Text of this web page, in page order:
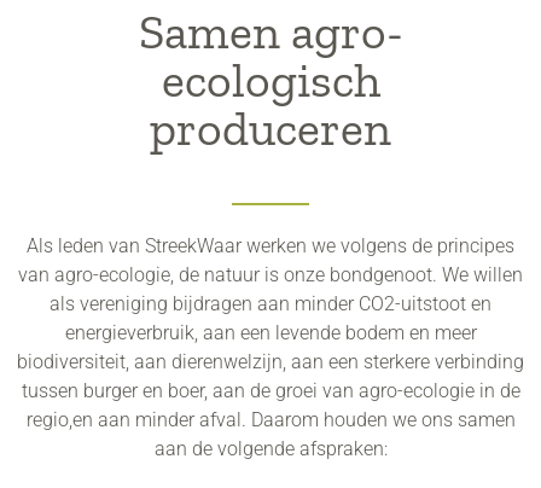
Samen agro-
ecologisch
produceren
Als leden van StreekWaar werken we volgens de principes
van agro-ecologie, de natuur is onze bondgenoot. We willen
als vereniging bijdragen aan minder CO2-uitstoot en
energieverbruik, aan een levende bodem en meer
biodiversiteit, aan dierenwelzijn, aan een sterkere verbinding
tussen burger en boer, aan de groei van agro-ecologie in de
regio,en aan minder afval. Daarom houden we ons samen
aan de volgende afspraken: